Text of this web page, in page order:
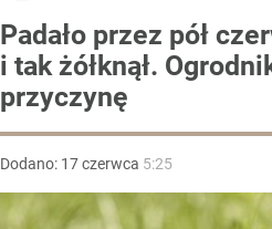
Padało przez pół
i tak żółknął.
przyczynę
Dodano: 17czerwca 5:25